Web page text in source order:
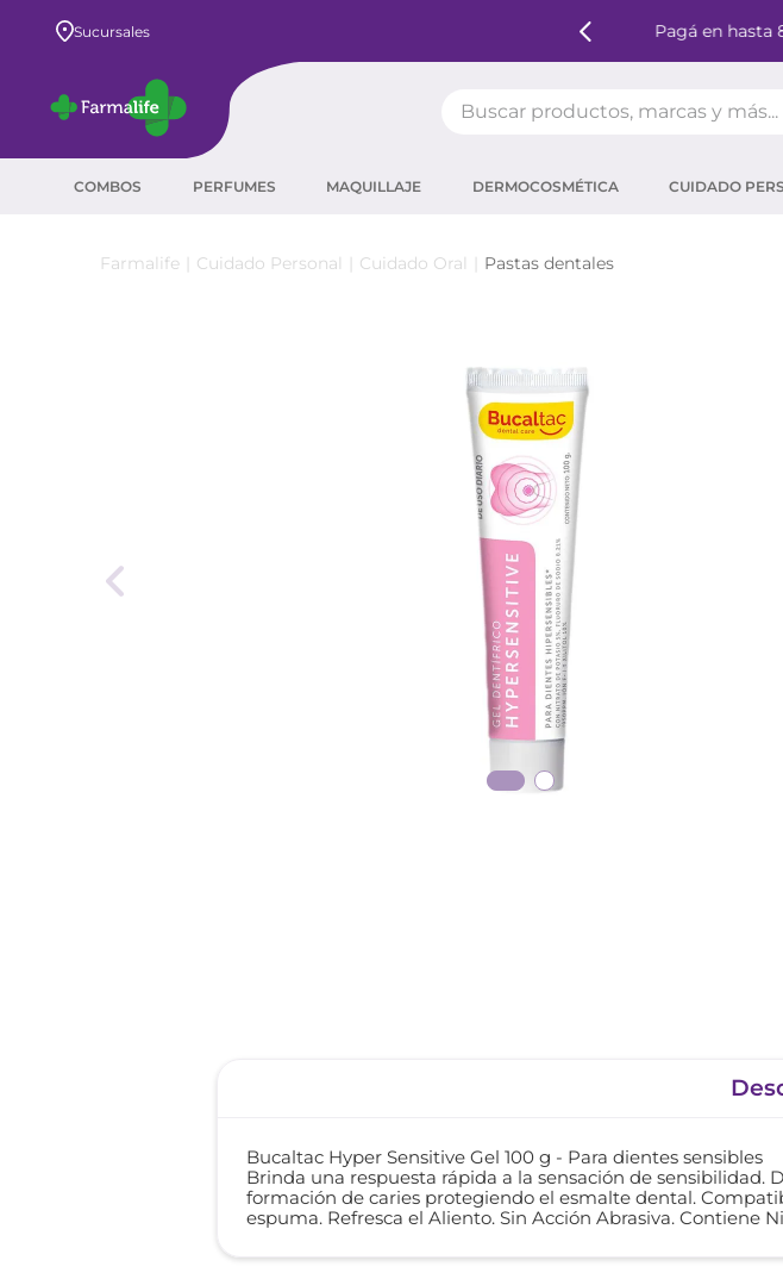
Sucursales Pagá en hasta
COMBOS PERFUMES MAQUILLAJE DERMOCOSMÉTICA CUIDADO
Cuidado Personal Cuidado Oral Pastas dentales
Bucaltac Hyper Sensitive Gel 100 g - Para dientes sensibles
Brinda una respuesta rápida a la sensación de sensibilidad.
formación de caries protegiendo el esmalte dental.
espuma. Refresca el Aliento. Sin Acción Abrasiva. Contiene
proteina
corrector
agua micelar
máscara pestañas
roche posay
desodorante